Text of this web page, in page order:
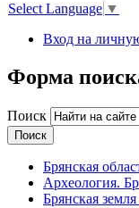
Select Language ▼
Вход на
Форма
Поиск
Брянская
Археология.
Брянская